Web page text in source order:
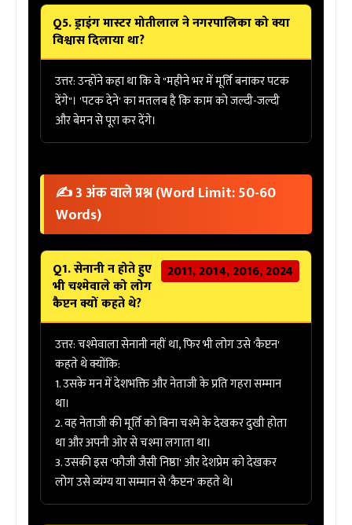
Q5. ड्राइंग मास्टर मोतीलाल ने नगरपालिका को क्या
विश्वास दिलाया था?
उत्तर:उन्होंने कहा था कि वे"महीने भर में मूर्ति बनाकर पटक
देंगे"। 'पटक देने' का मतलब है कि काम को जल्दी-जल्दी
और बेमन से पूरा कर देंगे।
✍️ 3 अंक वाले प्रश्न (Word Limit: 50-60
Words)
Q1. सेनानी न होते हुए
भी चश्मेवाले को लोग
कैप्टन क्यों कहते थे?
2011, 2014, 2016, 2024
उत्तर:चश्मेवाला सेनानी नहीं था, फिर भी लोग उसे 'कैप्टन'
कहते थे क्योंकि:
1. उसके मन में देशभक्ति और नेताजी के प्रतिगहरा सम्मान
था।
2. वह नेताजी की मूर्ति को बिना चश्मे के देखकर दुखी होता
था और अपनी ओर से चश्मा लगाता था।
3. उसकी इस 'फौजी जैसी निष्ठा' और देशप्रेम को देखकर
लोग उसे व्यंग्य या सम्मान से 'कैप्टन' कहते थे।